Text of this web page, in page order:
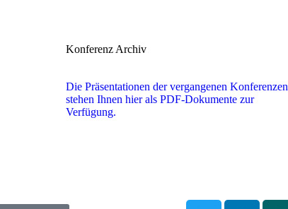
Konferenz Archiv
Die Präsentationen der vergangenen Konferenzen
stehen Ihnen hier als PDF-Dokumente zur
Verfügung.